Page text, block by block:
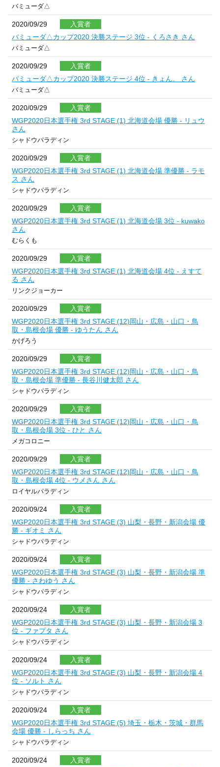
バミューダ△
2020/09/29
入賞者
バミューダ△カップ2020 決勝ステージ 3位 - くろさき さん
バミューダ△
2020/09/29
入賞者
バミューダ△カップ2020 決勝ステージ 4位 - きょん。 さん
バミューダ△
2020/09/29
入賞者
WGP2020日本選手権 3rd STAGE (1) 北海道会場 優勝 - リュウ
さん
シャドウパラディン
2020/09/29
入賞者
WGP2020日本選手権 3rd STAGE (1) 北海道会場 準優勝 - ラモ
ス さん
シャドウパラディン
2020/09/29
入賞者
WGP2020日本選手権 3rd STAGE (1) 北海道会場 3位 - kuwako
さん
むらくも
2020/09/29
入賞者
WGP2020日本選手権 3rd STAGE (1) 北海道会場 4位 - えすて
る さん
リンクジョーカー
2020/09/29
入賞者
WGP2020日本選手権 3rd STAGE (12)岡山・広島・山口・鳥
取・島根会場 優勝 - ゆうたん さん
かげろう
2020/09/29
入賞者
WGP2020日本選手権 3rd STAGE (12)岡山・広島・山口・鳥
取・島根会場 準優勝 - 長谷川健太郎 さん
シャドウパラディン
2020/09/29
入賞者
WGP2020日本選手権 3rd STAGE (12)岡山・広島・山口・鳥
取・島根会場 3位 - ひと さん
メガコロニー
2020/09/29
入賞者
WGP2020日本選手権 3rd STAGE (12)岡山・広島・山口・鳥
取・島根会場 4位 - ウメさん さん
ロイヤルパラディン
2020/09/24
入賞者
WGP2020日本選手権 3rd STAGE (3) 山梨・長野・新潟会場 優
勝 - ギオミ さん
シャドウパラディン
2020/09/24
入賞者
WGP2020日本選手権 3rd STAGE (3) 山梨・長野・新潟会場 準
優勝 - さわゆう さん
シャドウパラディン
2020/09/24
入賞者
WGP2020日本選手権 3rd STAGE (3) 山梨・長野・新潟会場 3
位 - ファプタ さん
シャドウパラディン
2020/09/24
入賞者
WGP2020日本選手権 3rd STAGE (3) 山梨・長野・新潟会場 4
位 - ソルト さん
シャドウパラディン
2020/09/24
入賞者
WGP2020日本選手権 3rd STAGE (5) 埼玉・栃木・茨城・群馬
会場 優勝 - しらっち さん
シャドウパラディン
2020/09/24
入賞者